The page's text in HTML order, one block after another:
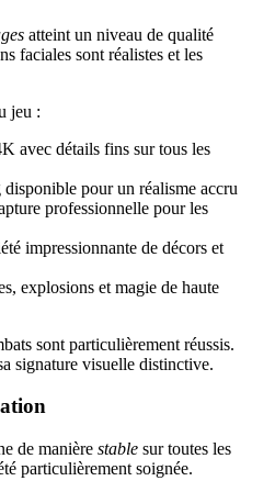
atteint un niveau de qualité
faciales sont réalistes et les
jeu :
avec détails fins sur tous les
pour un réalisme accru
professionnelle pour les
impressionnante de décors et
explosions et magie de haute
sont particulièrement réussis.
signature visuelle distinctive.
de manière stable sur toutes les
particulièrement soignée.